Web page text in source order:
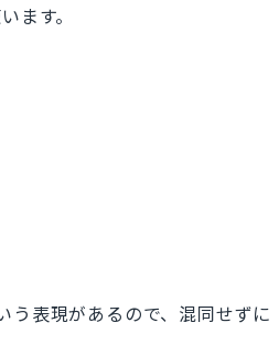
ます。
表現があるので、混同せずに